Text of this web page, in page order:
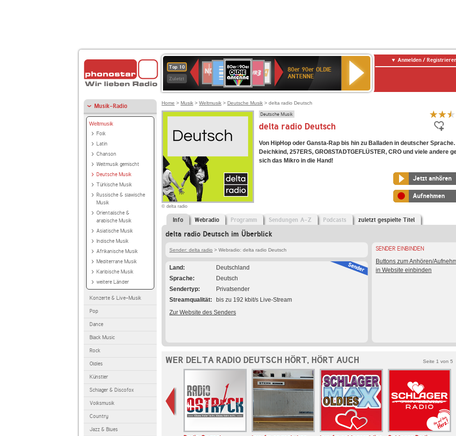
Top 10
Zuletzt
Deutschlandfunk
80er
90er
OLDIE
ANTENNE
SWR3
SWR
Kultur
NDR
2
80er 90er OLDIE
ANTENNE
Anmelden /
Musik-Radio
Weltmusik
Folk
Latin
Chanson
Weltmusik gemischt
Deutsche Musik
Türkische Musik
Russische & slawische
Musik
Orientalische &
arabische Musik
Asiatische Musik
Indische Musik
Afrikanische Musik
Mediterrane Musik
Karibische Musik
weitere Länder
Konzerte & Live-Musik
Pop
Dance
Black Music
Rock
Oldies
Künstler
Schlager & Discofox
Volksmusik
Country
Jazz & Blues
Home > Musik > Weltmusik > Deutsche Musik > delta radio Deutsch
© delta radio
Deutsche Musik
delta radio Deutsch
Von HipHop oder Gansta-Rap bis hin zu Balladen in deutscher Sprache.
Deichkind, 257ERS, GROßSTADTGEFLÜSTER, CRO und viele andere
sich das Mikro in die Hand!
Jetzt anhören
Aufnehmen
Info Webradio Programm Sendungen A-Z Podcasts zuletzt gespielte Titel
delta radio Deutsch im Überblick
Sender: delta radio > Webradio: delta radio Deutsch
Land
Deutschland
Sprache
Deutsch
Sendertyp
Privatsender
Streamqualität
bis zu 192 kbit/s Live-Stream
Zur Website des Senders
SENDER EINBINDEN
Buttons zum Anhören/
in Website einbinden
WER DELTA RADIO DEUTSCH HÖRT, HÖRT AUCH Seite 1 von 5